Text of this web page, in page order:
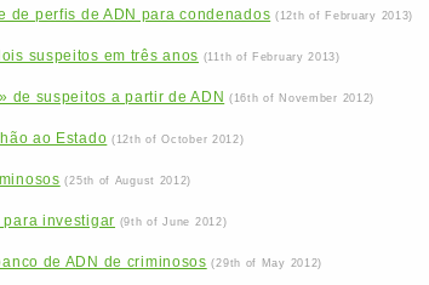
de perfis de ADN para condenados (12th of February 2013)
suspeitos em três anos (11th of February 2013)
de suspeitos a partir de ADN (16th of November 2012)
ao Estado (12th of October 2012)
(25th of August 2012)
para investigar (9th of June 2012)
de ADN de criminosos (29th of May 2012)